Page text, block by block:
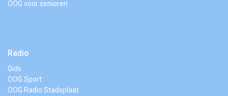
OOG voor senioren
Radio
Gids
OOG Sport
OOG Radio Stadsplaat